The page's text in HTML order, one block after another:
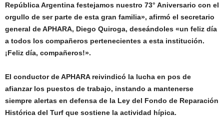
República Argentina festejamos nuestro 73° Aniversario con el
orgullo de ser parte de esta gran familia», afirmó el secretario
general de APHARA, Diego Quiroga, deseándoles «un feliz día
a todos los compañeros pertenecientes a esta institución.
¡Feliz día, compañeros!».
El conductor de APHARA reivindicó la lucha en pos de
afianzar los puestos de trabajo, instando a mantenerse
siempre alertas en defensa de la Ley del Fondo de Reparación
Histórica del Turf que sostiene la actividad hípica.